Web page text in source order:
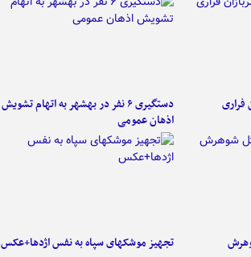
فراری
دستگیری ۶ نفر در بهشهر به اتهام تشویش
اذهان عمومی
تجهیز موشکهای سپاه به نفس اژدها+عکس